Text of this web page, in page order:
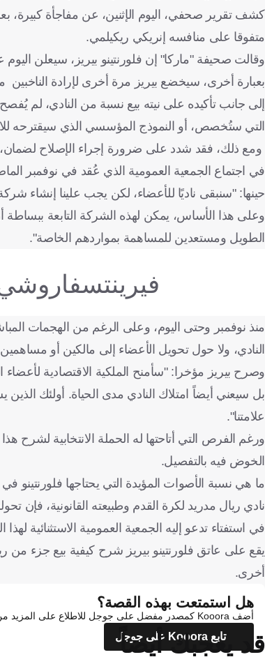
كشف تقرير صحفي، اليوم الإثنين، عن مفاجأة كبيرة،
متفوقا على منافسه إنريكي ريكيلمي.
وقالت صحيفة "ماركا" إن فلورنتينو بيريز، سيعلن
بعبارة أخرى، سيخضع بيريز مرة أخرى لإرادة الناخبين مع علمه بأن أكثر من 30% من
إلى جانب تأكيده على نيته بيع نسبة من النادي، لم
التي ستُخصص، أو النموذج المؤسسي الذي سيقترحه
ومع ذلك، فقد شدد على ضرورة إجراء الإصلاح لضمان،
في اجتماع الجمعية العمومية الذي عُقد في نوفمبر
الطويل ومستعدين للمساهمة بمواردهم الخاصة".
منذ نوفمبر وحتى اليوم، وعلى الرغم من الهجمات
النادي، ولا حول تحويل الأعضاء إلى مالكين أو
علامتنا".
ورغم الفرص التي أتاحتها له الحملة الانتخابية
الخوض فيه بالتفصيل.
ما هي نسبة الأصوات المؤيدة التي يحتاجها فلورنتينو
نادي ريال مدريد لكرة القدم وطبيعته القانونية، فإن
في استفتاء تدعو إليه الجمعية العمومية الاستثنائية
يقع على عاتق فلورنتينو بيريز شرح كيفية بيع جزء من
أخرى.
هل استمتعت بهذه القصة؟
أضف Kooora كمصدر مفضل على جوجل للاطلاع على المزيد من تقاريرنا
تابع Kooora على جوجل
قد يعجبك أيضاً